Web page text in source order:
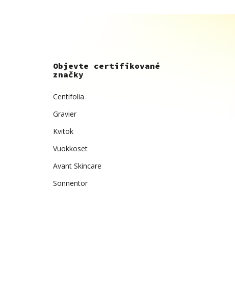
Objevte certifikované
značky
Centifolia
Gravier
Kvitok
Vuokkoset
Avant Skincare
Sonnentor